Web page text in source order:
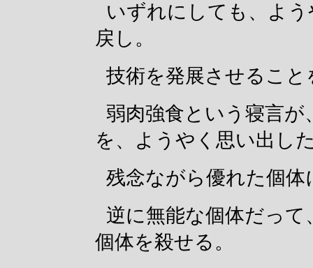
いずれにしても、よ
戻し。
技術を発展させること
弱肉強食という寝言
を、ようやく思い出し
残念ながら優れた個
逆に無能な個体だっ
個体を殺せる。